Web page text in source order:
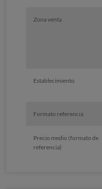
Zona venta
Establecimiento
Formato referencia
Precio medio (formato de
referencia)